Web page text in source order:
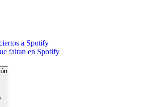
a Spotify
faltan en Spotify